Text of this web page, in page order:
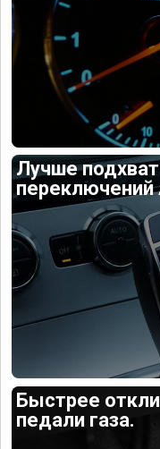
Лучше
Быстрее
педали газа.